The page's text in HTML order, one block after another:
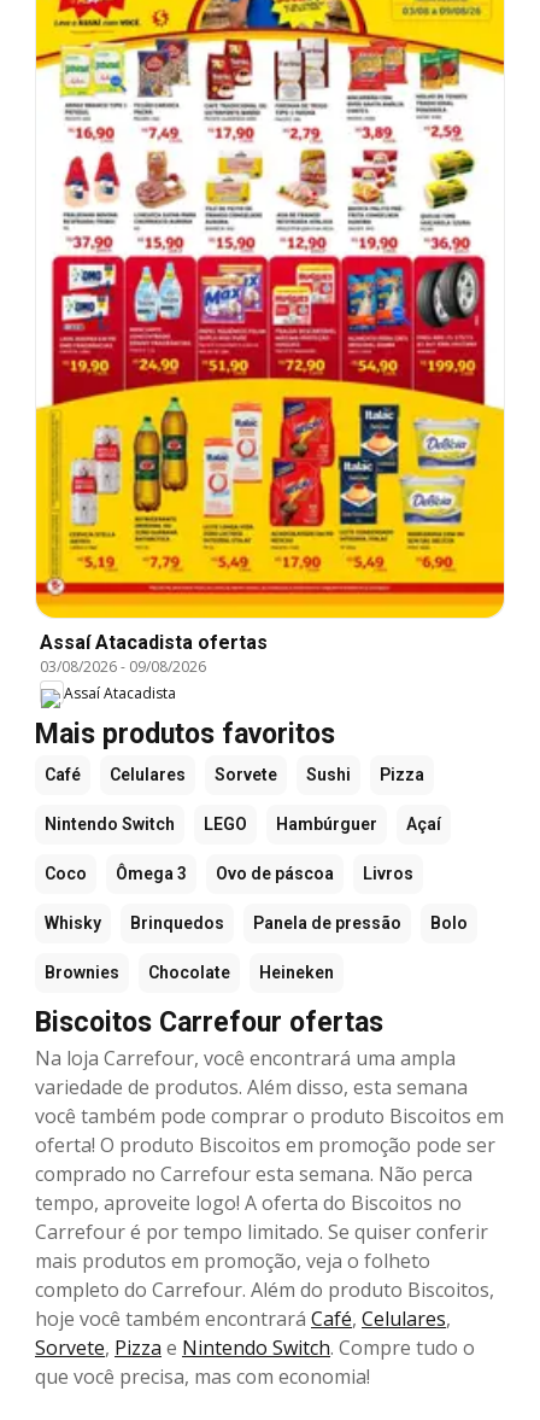
Assaí Atacadista ofertas
03/08/2026- 09/08/2026
Assaí Atacadista
Mais produtos favoritos
Café Celulares Sorvete Sushi Pizza
Nintendo Switch LEGO Hambúrguer Açaí
Coco Ômega 3 Ovo de páscoa Livros
Whisky Brinquedos Panela de pressão Bolo
Brownies Chocolate Heineken
Biscoitos Carrefour ofertas
Na loja Carrefour, você encontrará uma ampla
variedade de produtos. Além disso, esta semana
você também pode comprar o produto Biscoitos em
oferta! O produto Biscoitos em promoção pode ser
comprado no Carrefour esta semana. Não perca
tempo, aproveite logo! A oferta do Biscoitos no
Carrefour é por tempo limitado. Se quiser conferir
mais produtos em promoção, veja o folheto
completo do Carrefour. Além do produto Biscoitos,
hoje você também encontrará Café, Celulares,
Sorvete, Pizza e Nintendo Switch. Compre tudo o
que você precisa, mas com economia!